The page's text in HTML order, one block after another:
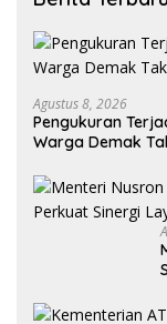
Agustus 8, 2026
Pengukuran
Warga Demak